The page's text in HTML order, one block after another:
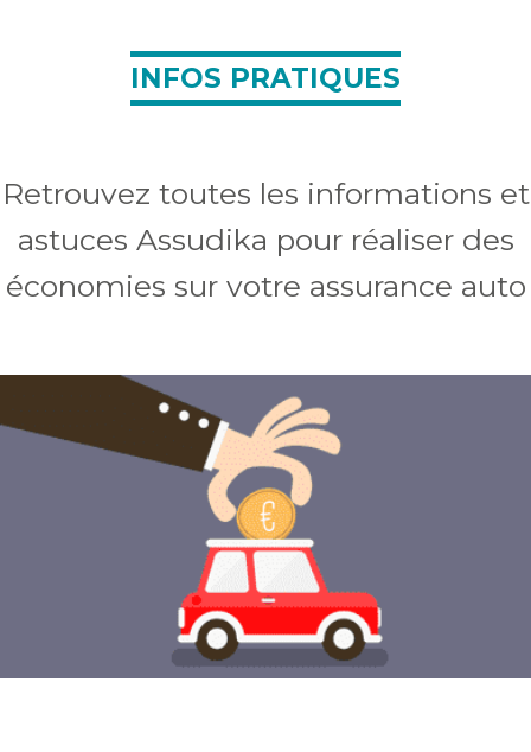
INFOS PRATIQUES
Retrouvez toutes les informations et
astuces Assudika pour réaliser des
économies sur votre assurance auto